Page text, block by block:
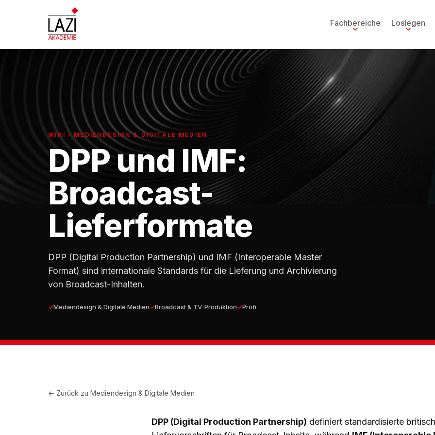
Fachbereiche Loslegen
WIKI › MEDIENDESIGN & DIGITALE MEDIEN
DPP und IMF:
Broadcast-
Lieferformate
DPP (Digital Production Partnership) und IMF (Interoperable Master
Format) sind internationale Standards für die Lieferung und Archivierung
von Broadcast-Inhalten.
Mediendesign & Digitale Medien Broadcast & TV-Produktion Profi
← Zurück zuMediendesign & Digitale Medien
DPP (Digital Production Partnership) definiert standardisierte